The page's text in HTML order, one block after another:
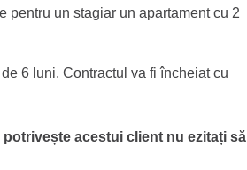
pentru un stagiar un apartament cu 2
6 luni. Contractul va fi încheiat cu
acestui client nu ezitați să